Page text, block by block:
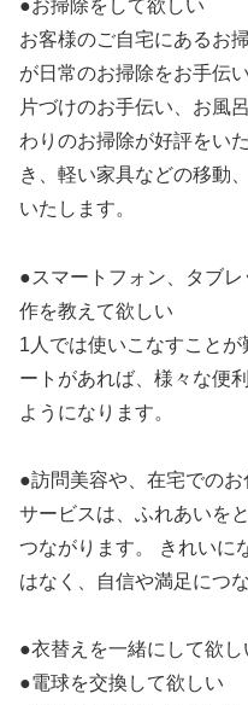
●お掃除をして欲しい
お客様のご自宅にあるお
が日常のお掃除をお手伝
片づけのお手伝い、お風
わりのお掃除が好評をい
き、軽い家具などの移動
いたします。
●スマートフォン、タブ
作を教えて欲しい
1人では使いこなすこと
ートがあれば、様々な便
ようになります。
●訪問美容や、在宅での
サービスは、ふれあいを
つながります。 きれいに
はなく、自信や満足につ
●衣替えを一緒にして欲し
●電球を交換して欲しい